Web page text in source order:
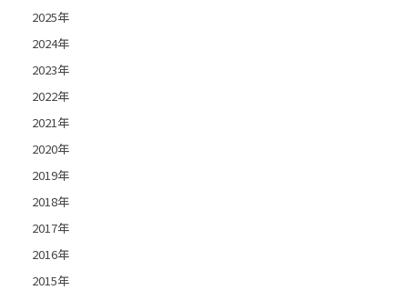
2025年
2024年
2023年
2022年
2021年
2020年
2019年
2018年
2017年
2016年
2015年